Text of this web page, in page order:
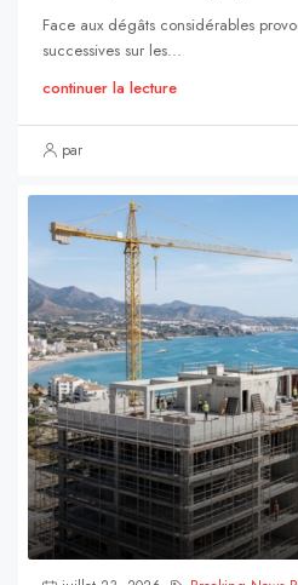
Face aux dégâts considérables
successives sur les...
continuer la lecture
par